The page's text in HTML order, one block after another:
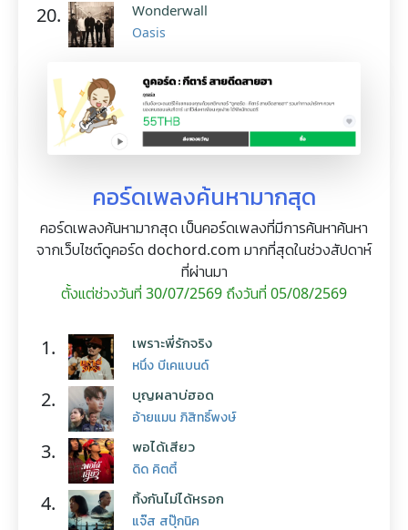
20. Wonderwall
Oasis
คอร์ดเพลงค้นหามากสุด
คอร์ดเพลงค้นหามากสุด เป็นคอร์ดเพลงที่มีการค้นหาค้นหา
จากเว็บไซต์ดูคอร์ด dochord.com มากที่สุดในช่วงสัปดาห์
ที่ผ่านมา
ตั้งแต่ช่วงวันที่ 30/07/2569 ถึงวันที่ 05/08/2569
1. เพราะพี่รักจริง
หนึ่ง บีเคแบนด์
2. บุญผลาบ่ฮอด
อ้ายแมน ภิสิทธิ์พงษ์
3. พอได้เสียว
ดิด คิตตี้
4. ทิ้งกันไม่ได้หรอก
แจ๊ส สปุ๊กนิค